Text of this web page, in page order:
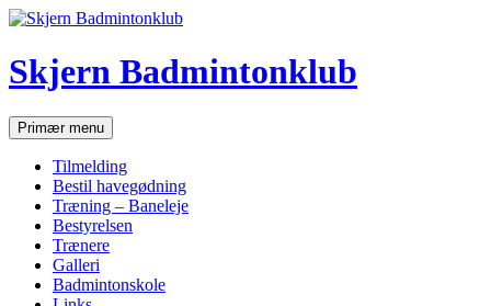
Hop
indhold
Skjern Badmintonklub
SøgPrimær menu
Tilmelding
Bestil havegødning
Træning – Baneleje
Bestyrelsen
Trænere
Galleri
Badmintonskole